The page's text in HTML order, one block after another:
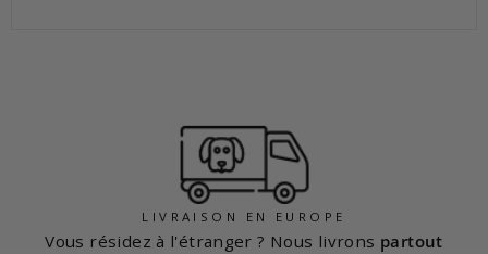
LIVRAISON EN EUROPE
Vous résidez à l'étranger ? Nous livrons partout